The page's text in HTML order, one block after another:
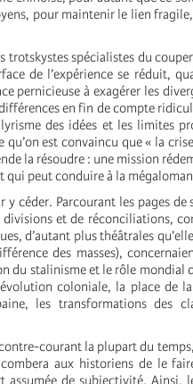
pour maintenir le lien
trotskystes spécialistes du
de l’expérience se réduit,
pernicieuse à exagérer les
en fin de compte
des idées et les limites
est convaincu que « la
la résoudre : une mission
qui peut conduire à la
céder. Parcourant les pages de
et de réconciliations,
d’autant plus théâtrales
des masses),
du stalinisme et le rôle mondial
coloniale, la place de
les transformations des
courant la plupart du
aux historiens de le